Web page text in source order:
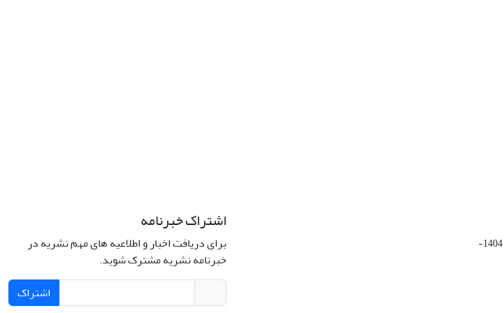
1404-
اشتراک خبرنامه
برای دریافت اخبار و اطلاعیه های مهم نشریه در
خبرنامه نشریه مشترک شوید.
اشتراک